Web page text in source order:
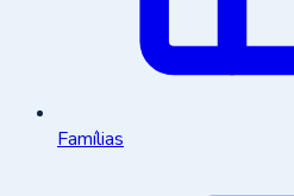
Famílias